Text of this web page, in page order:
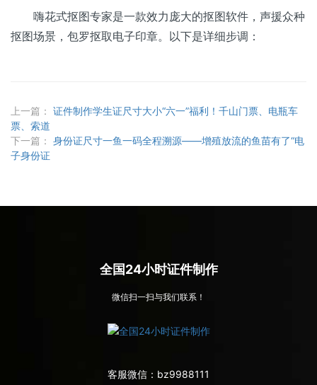
嗨花式抠图专家是一款效力庞大的抠图软件，声援众种
抠图场景，包罗抠取电子印章。以下是详细步调：
上一篇： 证件制作学生证尺寸大小“六一”福利！千山门票、电瓶车
票、索道
下一篇： 身份证尺寸一鱼一码全程溯源——增殖放流的鱼苗有了“电
子身份证
全国24小时证件制作
微信扫一扫与我们联系！
客服微信： bz9988111